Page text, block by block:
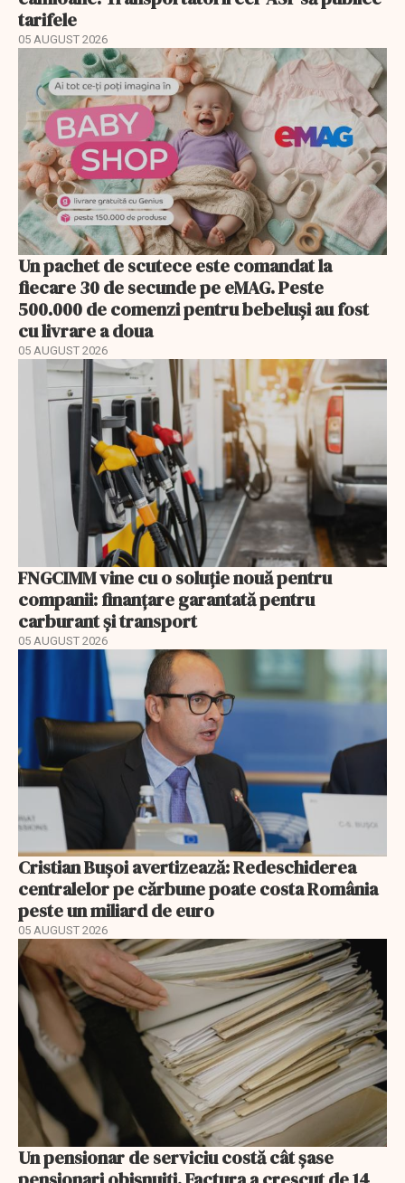
tarifele
05 AUGUST 2026
Un pachet de scutece este comandat la
fiecare 30 de secunde pe eMAG. Peste
500.000 de comenzi pentru bebeluși au fost
cu livrare a doua
05 AUGUST 2026
FNGCIMM vine cu o soluție nouă pentru
companii: finanțare garantată pentru
carburant și transport
05 AUGUST 2026
Cristian Bușoi avertizează: Redeschiderea
centralelor pe cărbune poate costa România
peste un miliard de euro
05 AUGUST 2026
Un pensionar de serviciu costă cât șase